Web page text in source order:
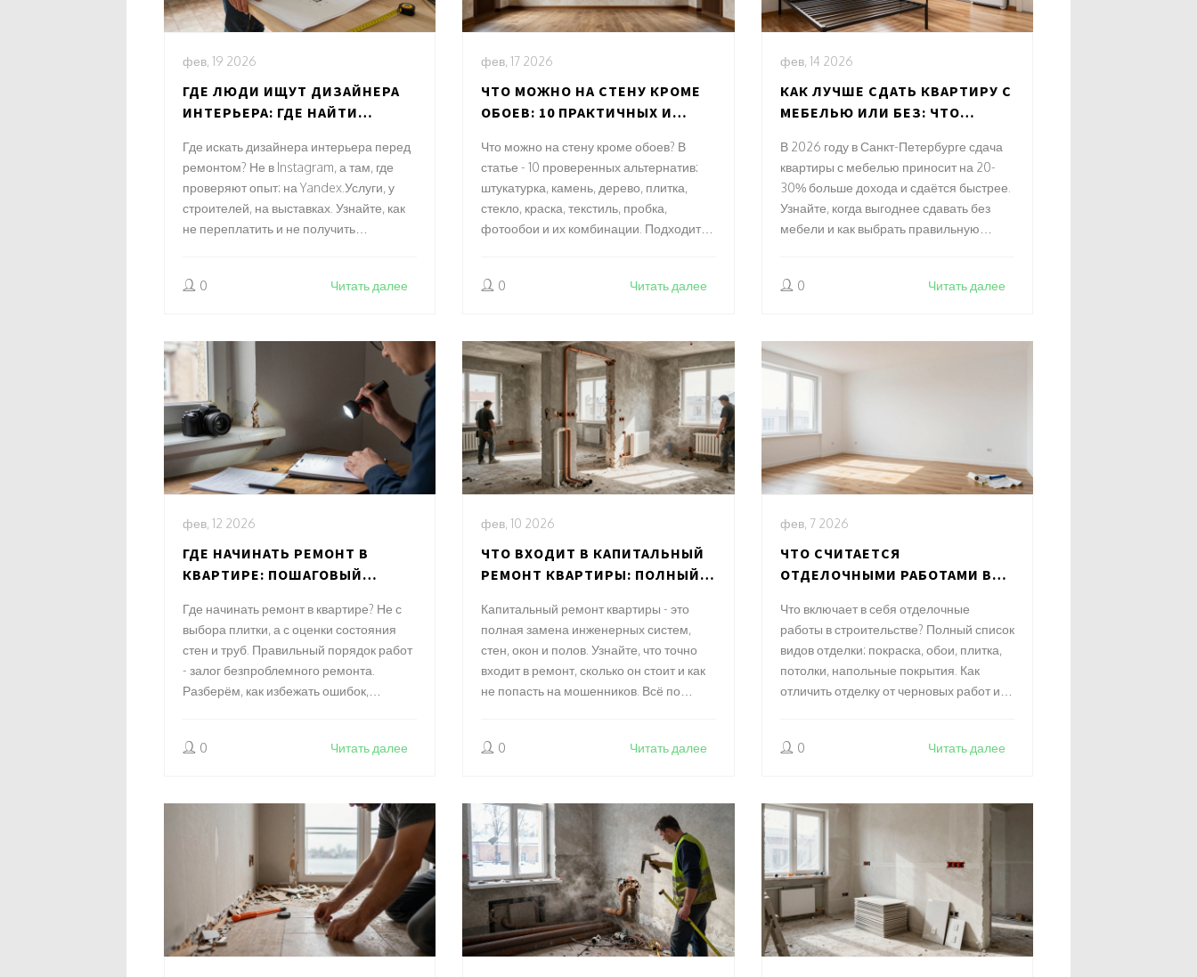
фев, 19 2026
ГДЕ ЛЮДИ ИЩУТ ДИЗАЙНЕРА
ИНТЕРЬЕРА: ГДЕ НАЙТИ
ПЕРЕД РЕМОНТОМ
Где искать дизайнера интерьера перед
ремонтом? Не в Instagram, а там, где
проверяют опыт: на Yandex.Услуги, у
строителей, на выставках. Узнайте, как
не переплатить и не получить
0 Читать далее
фев, 17 2026
ЧТО МОЖНО НА СТЕНУ КРОМЕ
ОБОЕВ: 10 ПРАКТИЧНЫХ И
Что можно на стену кроме обоев? В
статье - 10 проверенных альтернатив:
штукатурка, камень, дерево, плитка,
стекло, краска, текстиль, пробка,
фотообои и их комбинации. Подходит
0
Читать далее
фев, 14 2026
КАК ЛУЧШЕ СДАТЬ КВАРТИРУ С
МЕБЕЛЬЮ ИЛИ БЕЗ: ЧТО
В 2026 году в Санкт-Петербурге сдача
квартиры с мебелью приносит на 20-
30% больше дохода и сдаётся быстрее.
Узнайте, когда выгоднее сдавать без
мебели и как выбрать правильную
0 Читать далее
фев, 12 2026
ГДЕ НАЧИНАТЬ РЕМОНТ В
КВАРТИРЕ: ПОШАГОВЫЙ
Где начинать ремонт в квартире? Не с
выбора плитки, а с оценки состояния
стен и труб. Правильный порядок работ
- залог безпроблемного ремонта.
Разберём, как избежать ошибок,
0 Читать далее
фев, 10 2026
ЧТО ВХОДИТ В КАПИТАЛЬНЫЙ
РЕМОНТ КВАРТИРЫ: ПОЛНЫЙ
Капитальный ремонт квартиры - это
полная замена инженерных систем,
стен, окон и полов. Узнайте, что точно
входит в ремонт, сколько он стоит и как
не попасть на мошенников. Всё по
0 Читать далее
фев, 7 2026
ЧТО СЧИТАЕТСЯ
ОТДЕЛОЧНЫМИ РАБОТАМИ В
СПИСОК С ПРИМЕРАМИ
Что включает в себя отделочные
работы в строительстве? Полный список
видов отделки: покраска, обои, плитка,
потолки, напольные покрытия. Как
отличить отделку от черновых работ и
0 Читать далее